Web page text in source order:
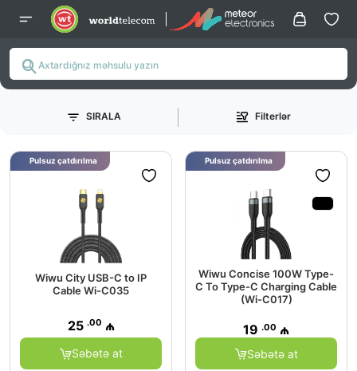
SIRALA Filterlər
Wiwu City USB-C to IP
Cable Wi-C035
25 .00 ₼
Səbətə at
Pulsuz çatdırılma
Wiwu Concise 100W Type-
C To Type-C Charging Cable
(Wi-C017)
19 .00 ₼
Səbətə at
Pulsuz çatdırılma